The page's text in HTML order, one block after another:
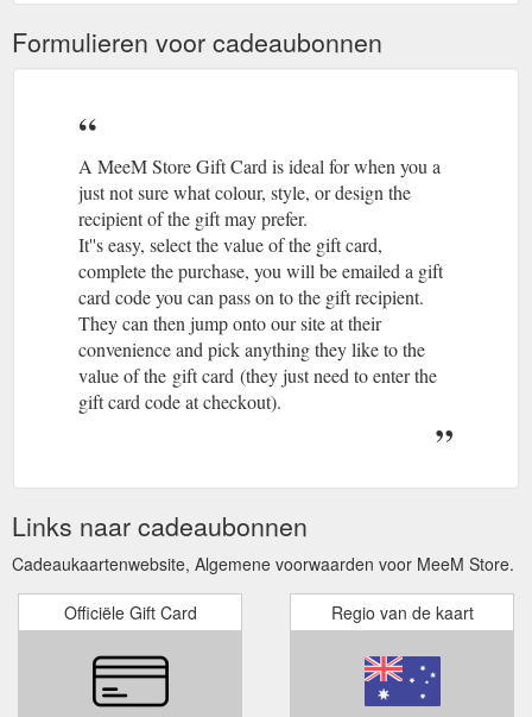
Formulieren voor cadeaubonnen
A MeeM Store Gift Card is ideal for when you a
just not sure what colour, style, or design the
recipient of the gift may prefer.
It''s easy, select the value of the gift card,
complete the purchase, you will be emailed a gift
card code you can pass on to the gift recipient.
They can then jump onto our site at their
convenience and pick anything they like to the
value of the gift card (they just need to enter the
gift card code at checkout).
Links naar cadeaubonnen
Cadeaukaartenwebsite, Algemene voorwaarden voor MeeM Store.
Officiële Gift Card Regio van de kaart